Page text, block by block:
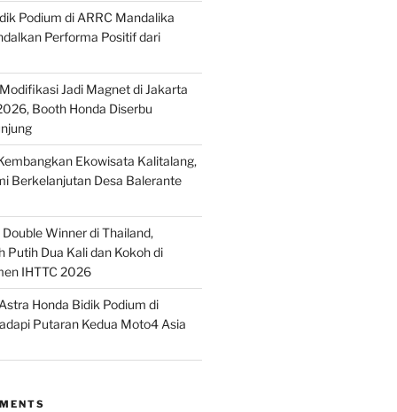
Podium di ARRC Mandalika
Performa Positif dari
Jadi Magnet di Jakarta
Booth Honda Diserbu
Ekowisata Kalitalang,
Berkelanjutan Desa Balerante
Winner di Thailand,
Putih Dua Kali dan Kokoh di
IHTTC 2026
Honda Bidik Podium di
Putaran Kedua Moto4 Asia